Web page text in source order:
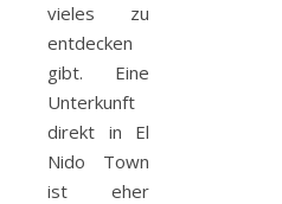
vieles zu
entdecken
gibt. Eine
Unterkunft
direkt in El
Nido Town
ist eher